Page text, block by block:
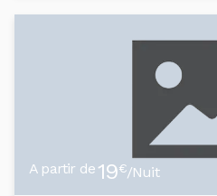
A partir de 19€/Nuit